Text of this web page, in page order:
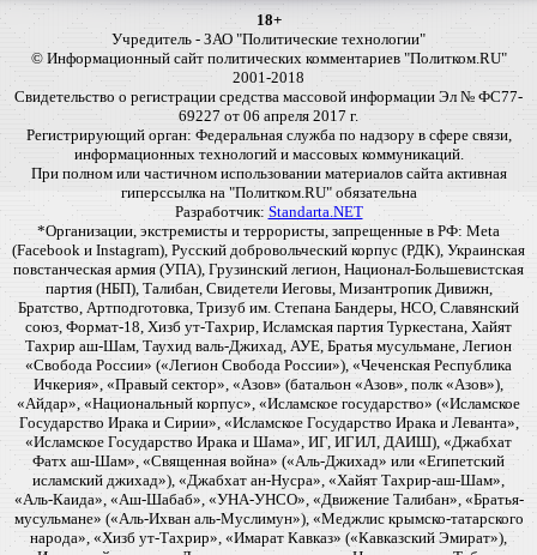
18+
Учредитель - ЗАО "Политические технологии"
© Информационный сайт политических комментариев "Политком.RU"
2001-2018
Свидетельство о регистрации средства массовой информации Эл № ФС77-
69227 от 06 апреля 2017 г.
Регистрирующий орган: Федеральная служба по надзору в сфере связи,
информационных технологий и массовых коммуникаций.
При полном или частичном использовании материалов сайта активная
гиперссылка на "Политком.RU" обязательна
Разработчик: Standarta.NET
*Организации, экстремисты и террористы, запрещенные в РФ: Meta
(Facebook и Instagram), Русский добровольческий корпус (РДК), Украинская
повстанческая армия (УПА), Грузинский легион, Национал-Большевистская
партия (НБП), Талибан, Свидетели Иеговы, Мизантропик Дивижн,
Братство, Артподготовка, Тризуб им. Степана Бандеры, НСО, Славянский
союз, Формат-18, Хизб ут-Тахрир, Исламская партия Туркестана, Хайят
Тахрир аш-Шам, Таухид валь-Джихад, АУЕ, Братья мусульмане, Легион
«Свобода России» («Легион Свобода России»), «Чеченская Республика
Ичкерия», «Правый сектор», «Азов» (батальон «Азов», полк «Азов»),
«Айдар», «Национальный корпус», «Исламское государство» («Исламское
Государство Ирака и Сирии», «Исламское Государство Ирака и Леванта»,
«Исламское Государство Ирака и Шама», ИГ, ИГИЛ, ДАИШ), «Джабхат
Фатх аш-Шам», «Священная война» («Аль-Джихад» или «Египетский
исламский джихад»), «Джабхат ан-Нусра», «Хайят Тахрир-аш-Шам»,
«Аль-Каида», «Аш-Шабаб», «УНА-УНСО», «Движение Талибан», «Братья-
мусульмане» («Аль-Ихван аль-Муслимун»), «Меджлис крымско-татарского
народа», «Хизб ут-Тахрир», «Имарат Кавказ» («Кавказский Эмират»),